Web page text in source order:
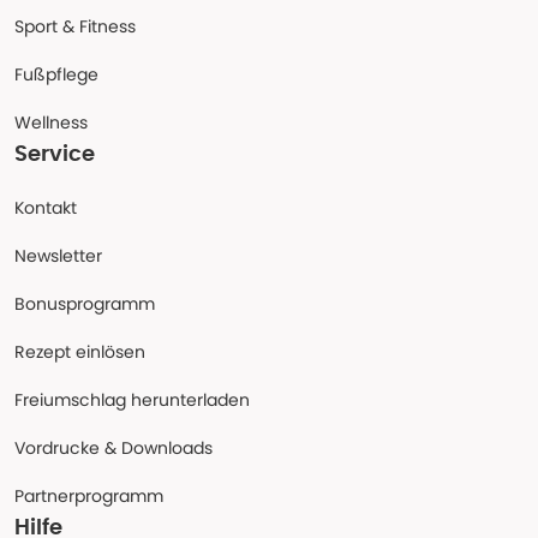
Sport & Fitness
Fußpflege
Wellness
Service
Kontakt
Newsletter
Bonusprogramm
Rezept einlösen
Freiumschlag herunterladen
Vordrucke & Downloads
Partnerprogramm
Hilfe